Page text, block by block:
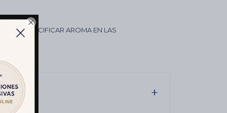

- ESPECIFICAR AROMA EN LAS